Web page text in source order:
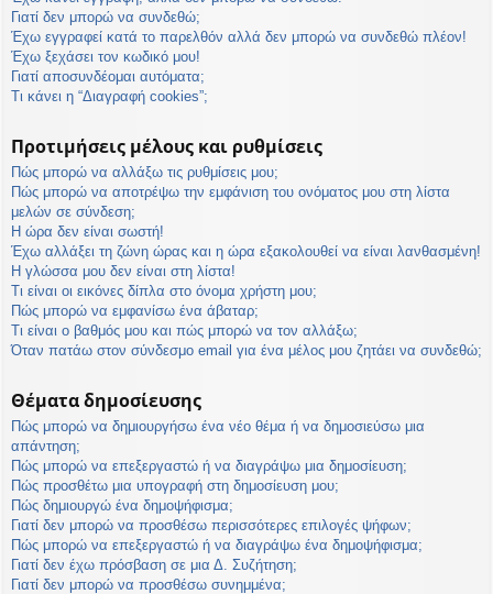
εις
Γιατί δεν μπορώ να συνδεθώ;
Έχω εγγραφεί κατά το παρελθόν αλλά δεν μπορώ να συνδεθώ πλέον!
Έχω ξεχάσει τον κωδικό μου!
Γιατί αποσυνδέομαι αυτόματα;
Τι κάνει η “Διαγραφή cookies”;
Προτιμήσεις μέλους και ρυθμίσεις
Πώς μπορώ να αλλάξω τις ρυθμίσεις μου;
Πώς μπορώ να αποτρέψω την εμφάνιση του ονόματος μου στη λίστα
μελών σε σύνδεση;
Η ώρα δεν είναι σωστή!
Έχω αλλάξει τη ζώνη ώρας και η ώρα εξακολουθεί να είναι λανθασμένη!
Η γλώσσα μου δεν είναι στη λίστα!
Τι είναι οι εικόνες δίπλα στο όνομα χρήστη μου;
Πώς μπορώ να εμφανίσω ένα άβαταρ;
Τι είναι ο βαθμός μου και πώς μπορώ να τον αλλάξω;
Όταν πατάω στον σύνδεσμο email για ένα μέλος μου ζητάει να συνδεθώ;
Θέματα δημοσίευσης
Πώς μπορώ να δημιουργήσω ένα νέο θέμα ή να δημοσιεύσω μια
απάντηση;
Πώς μπορώ να επεξεργαστώ ή να διαγράψω μια δημοσίευση;
Πώς προσθέτω μια υπογραφή στη δημοσίευση μου;
Πώς δημιουργώ ένα δημοψήφισμα;
Γιατί δεν μπορώ να προσθέσω περισσότερες επιλογές ψήφων;
Πώς μπορώ να επεξεργαστώ ή να διαγράψω ένα δημοψήφισμα;
Γιατί δεν έχω πρόσβαση σε μια Δ. Συζήτηση;
Γιατί δεν μπορώ να προσθέσω συνημμένα;